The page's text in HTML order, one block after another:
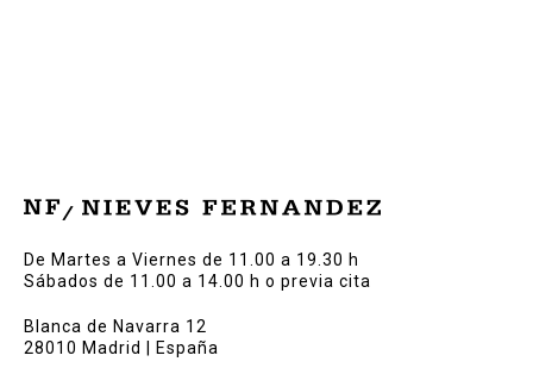
De Martes a Viernes de 11.00 a 19.30 h
Sábados de 11.00 a 14.00 h o previa cita
Blanca de Navarra 12
28010 Madrid | España